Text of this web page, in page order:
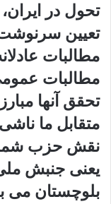
تحول در
تعیین سرنوشت
مطالبات
مطالبات
تحقق آنها
متقابل ما
نقش حزب شما
یعنی جنبش
بلوچستان می